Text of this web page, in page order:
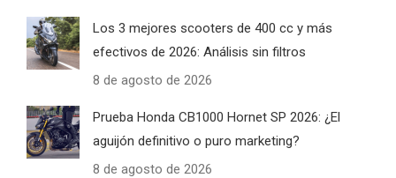
Los 3 mejores scooters de 400 cc y más
efectivos de 2026: Análisis sin filtros
8 de agosto de 2026
Prueba Honda CB1000 Hornet SP 2026: ¿El
aguijón definitivo o puro marketing?
8 de agosto de 2026